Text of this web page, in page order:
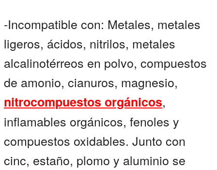
-Incompatible con: Metales, metales
ligeros, ácidos, nitrilos, metales
alcalinotérreos en polvo, compuestos
de amonio, cianuros, magnesio,
nitrocompuestos orgánicos,
inflamables orgánicos, fenoles y
compuestos oxidables. Junto con
cinc, estaño, plomo y aluminio se